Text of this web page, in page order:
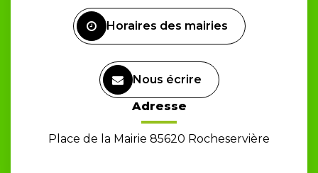
Horaires des mairies
Nous écrire
Adresse
Place de la Mairie 85620 Rocheservière